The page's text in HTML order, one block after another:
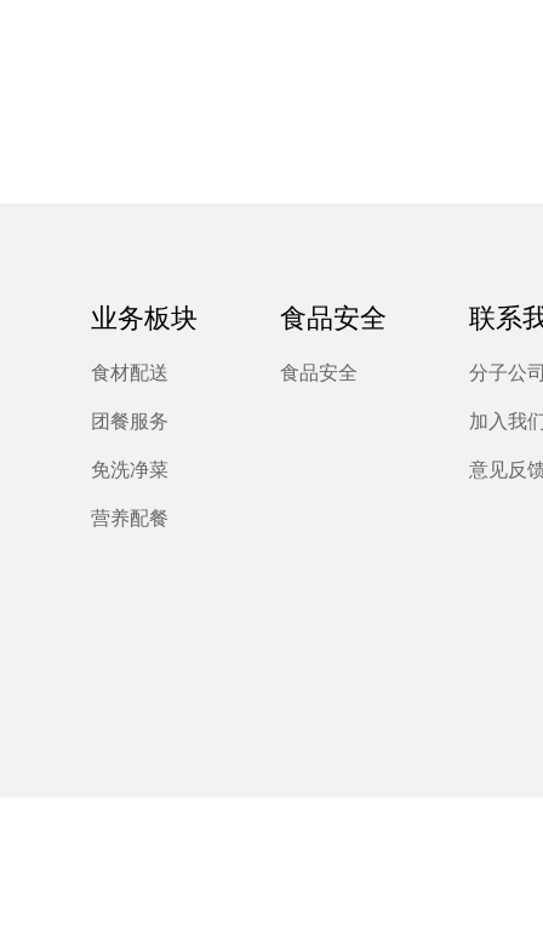
业务板块
食材配送
团餐服务
免洗净菜
营养配餐
食品安全
食品安全
联系
分子公
加入我
意见反